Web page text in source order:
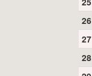
26
27
28